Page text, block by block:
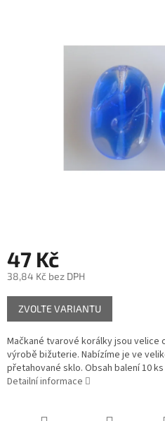
47 Kč
38,84 Kč bez DPH
Měrná
cena:
ZVOLTE VARIANTU
Mačkané tvarové korálky jsou velice
výrobě bižuterie. Nabízíme je ve
přetahované sklo. Obsah balení 10
Detailní informace